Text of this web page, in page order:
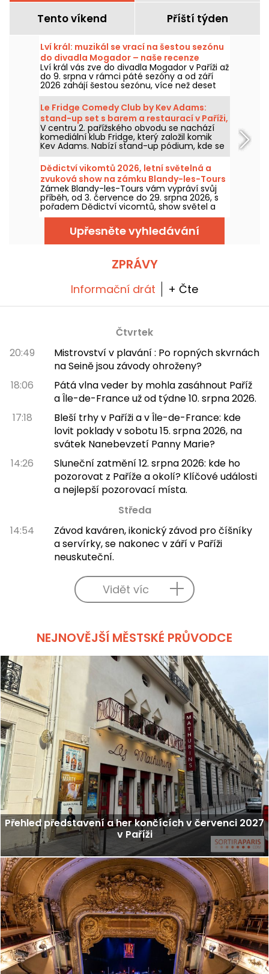
Tento víkend Příští týden
Lví král: muzikál se vrací na šestou sezónu
do divadla Mogador – naše recenze
Lví král vás zve do divadla Mogador v Paříži až
do 9. srpna v rámci páté sezóny a od září
2026 zahájí šestou sezónu, více než deset
let po posledním představení v této pařížské
scéně. Viděli jsme ho na vlastní oči a teď
vám prozradíme všechno!
Le Fridge Comedy Club by Kev Adams:
stand-up set s barem a restaurací v Paříži,
náš názor
V centru 2. pařížského obvodu se nachází
komediální klub Fridge, který založil komik
Kev Adams. Nabízí stand-up pódium, kde se
o pódium dělí současné i budoucí talenty, a
také bar s kreativními koktejly a restauraci.
Dědictví vikomtů 2026, letní světelná a
zvuková show na zámku Blandy-les-Tours
Zámek Blandy-les-Tours vám vypráví svůj
příběh, od 3. července do 29. srpna 2026, s
pořadem Dědictví vicomtů, show světel a
zvuků, která vás provede napříč staletími a
představí tento středověký hrad. Na jeho
objevení jsme se vydali my, a tady je
částečný nástin toho, co na vás čeká.
Upřesněte vyhledávání
ZPRÁVY
Informační drát + Čte
Čtvrtek
20:49
Mistrovství v plavání : Po ropných skvrnách
na Seině jsou závody ohroženy?
18:06
Pátá vlna veder by mohla zasáhnout Paříž
a Île-de-France už od týdne 10. srpna 2026.
17:18
Bleší trhy v Paříži a v Île-de-France: kde
lovit poklady v sobotu 15. srpna 2026, na
svátek Nanebevzetí Panny Marie?
14:26
Sluneční zatmění 12. srpna 2026: kde ho
pozorovat z Paříže a okolí? Klíčové události
a nejlepší pozorovací místa.
Středa
14:54
Závod kaváren, ikonický závod pro číšníky
a servírky, se nakonec v září v Paříži
neuskuteční.
Vidět víc
NEJNOVĚJŠÍ MĚSTSKÉ PRŮVODCE
Přehled představení a her končících v červenci 2027
v Paříži